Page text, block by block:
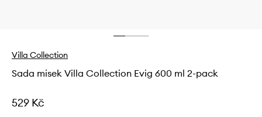
Villa Collection
Sada misek Villa Collection Evig 600 ml 2-pack
529 Kč